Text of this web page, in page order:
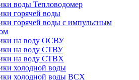
воды Тепловодомер
горячей воды
горячей воды с импульсным
на воду ОСВУ
на воду СТВУ
на воду СТВХ
холодной воды
холодной воды ВСХ